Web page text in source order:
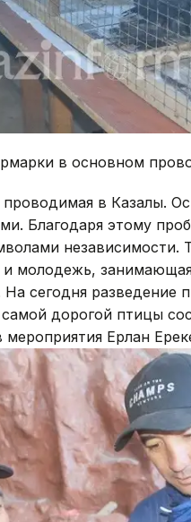
в основном
в Казалы.
Благодаря этому
независимости.
молодежь,
сегодня разведение
дорогой птицы
Ерлан